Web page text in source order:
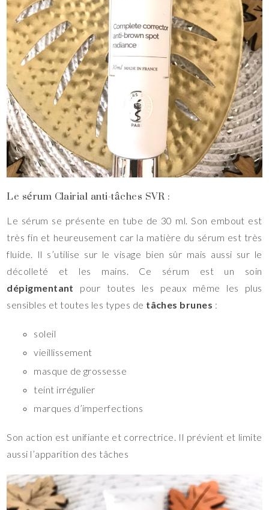
Le sérum Clairial anti-tâches SVR :
Le sérum se présente en tube de 30 ml. Son embout est
très fin et heureusement car la matière du sérum est très
fluide. Il s’utilise sur le visage bien sûr mais aussi sur le
décolleté et les mains. Ce sérum est un soin
dépigmentant
pour toutes les peaux même les plus
sensibles et toutes les types de tâches brunes :
soleil
vieillissement
masque de grossesse
teint irrégulier
marques d’imperfections
Son action est unifiante et correctrice. Il prévient et limite
aussi l’apparition des tâches